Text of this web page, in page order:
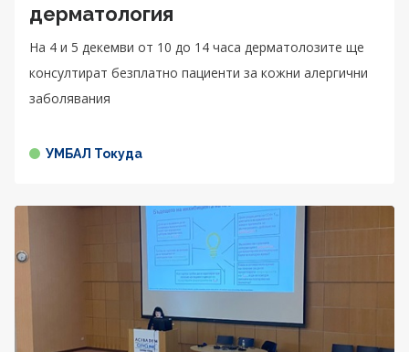
дерматология
На 4 и 5 декемви от 10 до 14 часа дерматолозите ще
консултират безплатно пациенти за кожни алергични
заболявания
УМБАЛ Токуда